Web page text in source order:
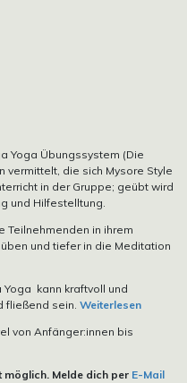
Yoga Übungssystem (Die
vermittelt, die sich Mysore Style
in der Gruppe; geübt wird
und Hilfestelltung.
Teilnehmenden in ihrem
und tiefer in die Meditation
kann kraftvoll und
fließend sein. Weiterlesen
von Anfänger:innen bis
möglich. Melde dich per E-Mail